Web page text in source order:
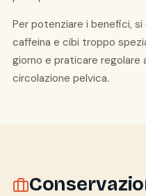
Per potenziare i benefici,
caffeina e cibi troppo
giorno e praticare
circolazione pelvica.